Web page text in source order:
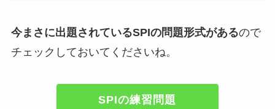
今まさに出題されているSPIの問題形式があるので
チェックしておいてくださいね。
SPIの練習問題